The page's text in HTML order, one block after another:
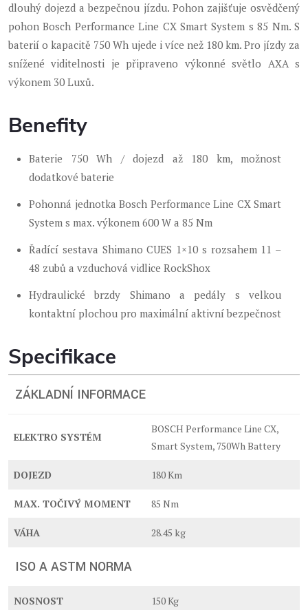
dlouhý dojezd a bezpečnou jízdu. Pohon zajišťuje osvědčený
pohon Bosch Performance Line CX Smart System s 85 Nm. S
baterií o kapacitě 750 Wh ujede i více než 180 km. Pro jízdy za
snížené viditelnosti je připraveno výkonné světlo AXA s
výkonem 30 Luxů.
Benefity
Baterie 750 Wh / dojezd až 180 km, možnost
dodatkové baterie
Pohonná jednotka Bosch Performance Line CX Smart
System s max. výkonem 600 W a 85 Nm
Řadící sestava Shimano CUES 1×10 s rozsahem 11 –
48 zubů a vzduchová vidlice RockShox
Hydraulické brzdy Shimano a pedály s velkou
kontaktní plochou pro maximální aktivní bezpečnost
Specifikace
ZÁKLADNÍ INFORMACE
ELEKTRO SYSTÉM
BOSCH Performance Line CX,
Smart System, 750Wh Battery
DOJEZD 180 Km
MAX. TOČIVÝ MOMENT 85 Nm
VÁHA 28.45 kg
ISO A ASTM NORMA
NOSNOST 150 Kg